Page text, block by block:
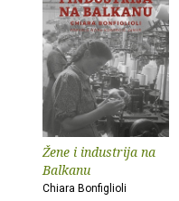
Žene i industrija na
Balkanu
Chiara Bonfiglioli